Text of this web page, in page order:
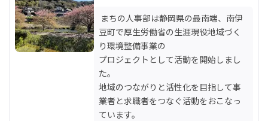
豆町で厚生労働省の生涯現役地域づく
り環境整備事業の
プロジェクトとして活動を開始しまし
た。
地域のつながりと活性化を目指して事
業者と求職者をつなぐ活動をおこなっ
ています。